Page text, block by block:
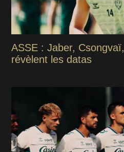
ASSE : Jaber,
révèlent les datas